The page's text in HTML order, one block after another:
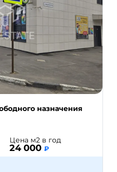
назначения
Цена м2 в год
24 000 ₽